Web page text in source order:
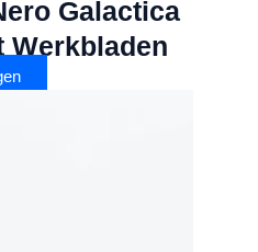
Galactica
Werkbladen